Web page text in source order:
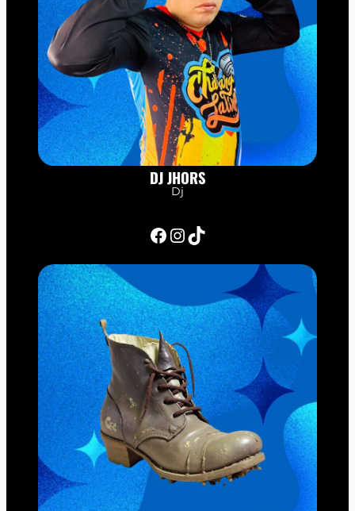
DJ JHORS
Dj
Facebook InstagramTikTok